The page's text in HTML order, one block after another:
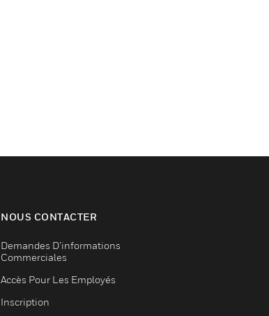
NOUS CONTACTER
Demandes D’informations
Commerciales
Accès Pour Les Employés
Inscription